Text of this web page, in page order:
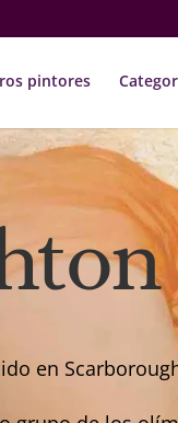
pintores
en